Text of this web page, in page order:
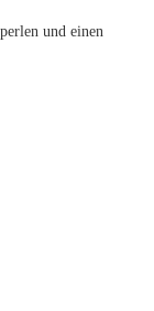
und einen